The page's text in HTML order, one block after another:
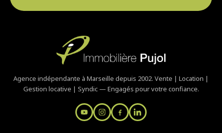
Agence indépendante à Marseille depuis 2002. Vente | Location |
Gestion locative | Syndic — Engagés pour votre confiance.